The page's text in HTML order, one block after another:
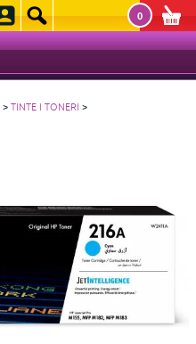
0
>TINTE I TONERI >